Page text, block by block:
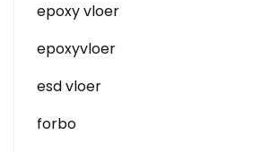
epoxy vloer
epoxyvloer
esd vloer
forbo